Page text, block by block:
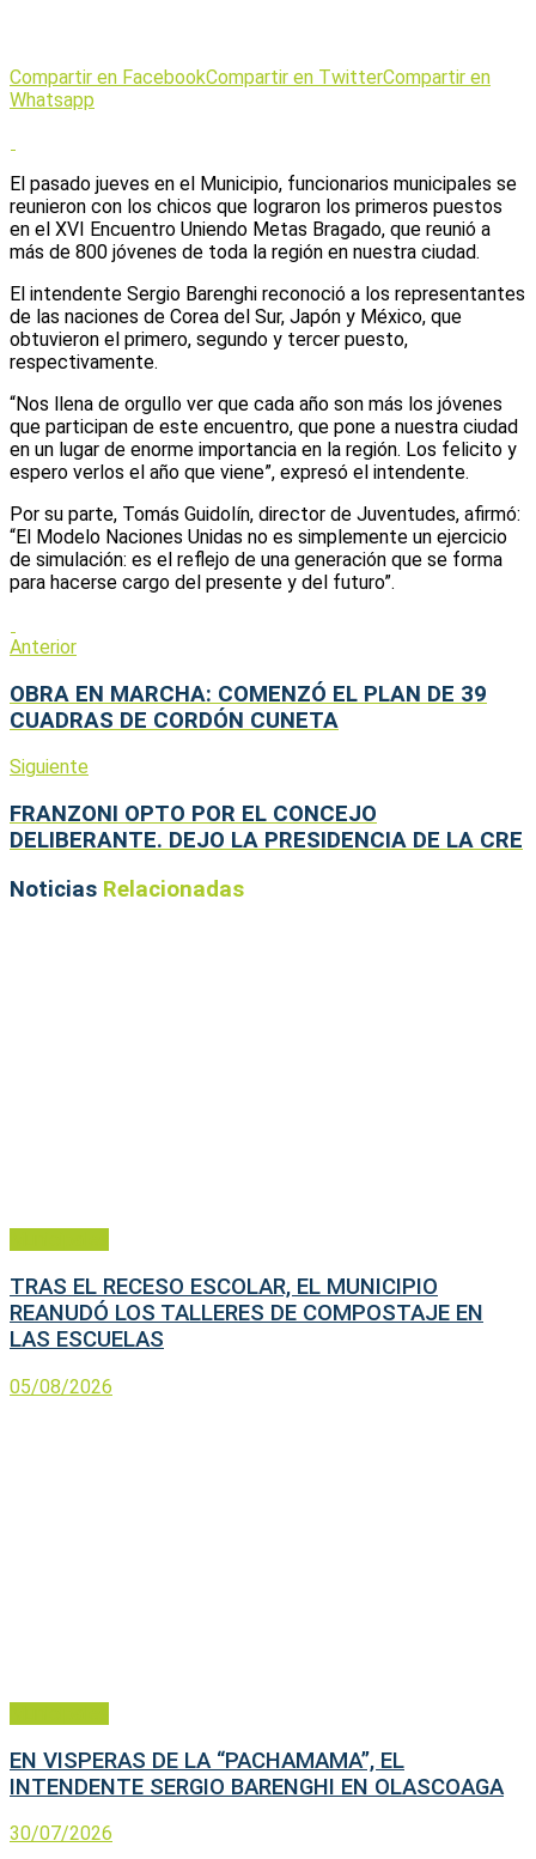
Compartir en FacebookCompartir en TwitterCompartir en
Whatsapp
El pasado jueves en el Municipio, funcionarios municipales se
reunieron con los chicos que lograron los primeros puestos
en el XVI Encuentro Uniendo Metas Bragado, que reunió a
más de 800 jóvenes de toda la región en nuestra ciudad.
El intendente Sergio Barenghi reconoció a los representantes
de las naciones de Corea del Sur, Japón y México, que
obtuvieron el primero, segundo y tercer puesto,
respectivamente.
“Nos llena de orgullo ver que cada año son más los jóvenes
que participan de este encuentro, que pone a nuestra ciudad
en un lugar de enorme importancia en la región. Los felicito y
espero verlos el año que viene”, expresó el intendente.
Por su parte, Tomás Guidolín, director de Juventudes, afirmó:
“El Modelo Naciones Unidas no es simplemente un ejercicio
de simulación: es el reflejo de una generación que se forma
para hacerse cargo del presente y del futuro”.
Anterior
OBRA EN MARCHA: COMENZÓ EL PLAN DE 39
CUADRAS DE CORDÓN CUNETA
Siguiente
FRANZONI OPTO POR EL CONCEJO
DELIBERANTE. DEJO LA PRESIDENCIA DE LA CRE
Noticias Relacionadas
TRAS EL RECESO ESCOLAR, EL MUNICIPIO
REANUDÓ LOS TALLERES DE COMPOSTAJE EN
LAS ESCUELAS
05/08/2026
EN VISPERAS DE LA “PACHAMAMA”, EL
INTENDENTE SERGIO BARENGHI EN OLASCOAGA
30/07/2026